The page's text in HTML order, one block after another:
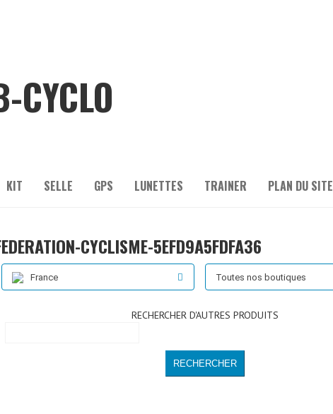
CYCLO
KIT SELLE GPS LUNETTES TRAINER PLAN DU SITE
CYCLISME-5EFD9A5FDFA36
France Toutes nos boutiques
RECHERCHER D'AUTRES PRODUITS
RECHERCHER